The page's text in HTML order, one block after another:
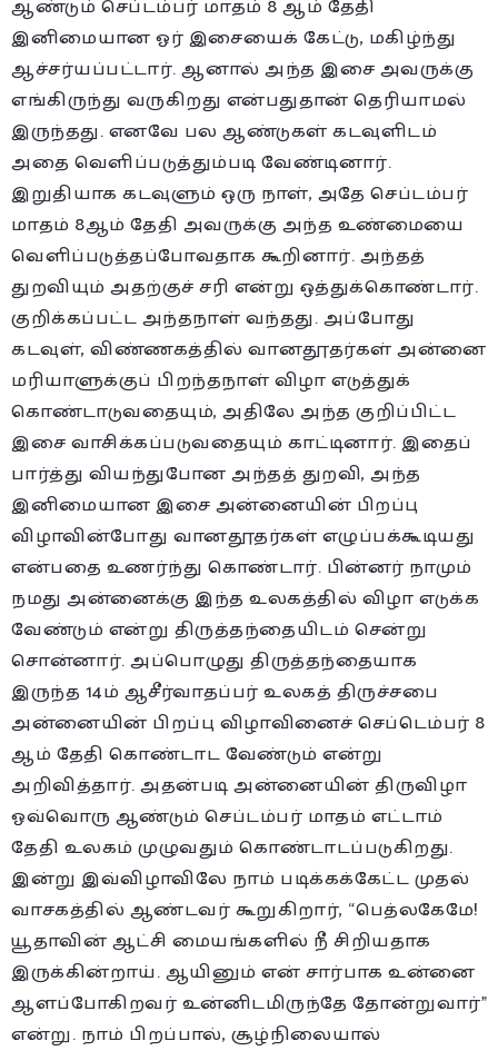
ஆண்டும் செப்டம்பர் மாதம் 8 ஆம் தேதி
இனிமையான ஓர் இசையைக் கேட்டு, மகிழ்ந்து
ஆச்சர்யப்பட்டார். ஆனால் அந்த இசை அவருக்கு
எங்கிருந்து வருகிறது என்பதுதான் தெரியாமல்
இருந்தது. எனவே பல ஆண்டுகள் கடவுளிடம்
அதை வெளிப்படுத்தும்படி வேண்டினார்.
இறுதியாக கடவுளும் ஒரு நாள், அதே செப்டம்பர்
மாதம் 8ஆம் தேதி அவருக்கு அந்த உண்மையை
வெளிப்படுத்தப்போவதாக கூறினார். அந்தத்
துறவியும் அதற்குச் சரி என்று ஒத்துக்கொண்டார்.
குறிக்கப்பட்ட அந்தநாள் வந்தது. அப்போது
கடவுள், விண்ணகத்தில் வானதூதர்கள் அன்னை
மரியாளுக்குப் பிறந்தநாள் விழா எடுத்துக்
கொண்டாடுவதையும், அதிலே அந்த குறிப்பிட்ட
இசை வாசிக்கப்படுவதையும் காட்டினார். இதைப்
பார்த்து வியந்துபோன அந்தத் துறவி, அந்த
இனிமையான இசை அன்னையின் பிறப்பு
விழாவின்போது வானதூதர்கள் எழுப்பக்கூடியது
என்பதை உணர்ந்து கொண்டார். பின்னர் நாமும்
நமது அன்னைக்கு இந்த உலகத்தில் விழா எடுக்க
வேண்டும் என்று திருத்தந்தையிடம் சென்று
சொன்னார். அப்பொழுது திருத்தந்தையாக
இருந்த 14ம் ஆசீர்வாதப்பர் உலகத் திருச்சபை
அன்னையின் பிறப்பு விழாவினைச் செப்டெம்பர் 8
ஆம் தேதி கொண்டாட வேண்டும் என்று
அறிவித்தார். அதன்படி அன்னையின் திருவிழா
ஓவ்வொரு ஆண்டும் செப்டம்பர் மாதம் எட்டாம்
தேதி உலகம் முழுவதும் கொண்டாடப்படுகிறது.
இன்று இவ்விழாவிலே நாம் படிக்கக்கேட்ட முதல்
வாசகத்தில் ஆண்டவர் கூறுகிறார், “பெத்லகேமே!
யூதாவின் ஆட்சி மையங்களில் நீ சிறியதாக
இருக்கின்றாய். ஆயினும் என் சார்பாக உன்னை
ஆளப்போகிறவர் உன்னிடமிருந்தே தோன்றுவார்”
என்று. நாம் பிறப்பால், சூழ்நிலையால்